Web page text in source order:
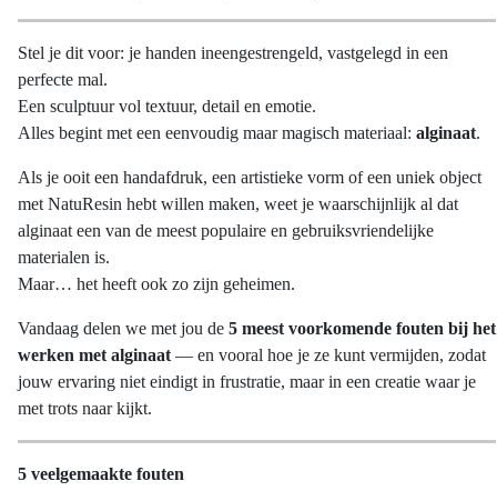
Stel je dit voor: je handen ineengestrengeld, vastgelegd in een
perfecte mal.
Een sculptuur vol textuur, detail en emotie.
Alles begint met een eenvoudig maar magisch materiaal: alginaat.
Als je ooit een handafdruk, een artistieke vorm of een uniek object
met NatuResin hebt willen maken, weet je waarschijnlijk al dat
alginaat een van de meest populaire en gebruiksvriendelijke
materialen is.
Maar… het heeft ook zo zijn geheimen.
Vandaag delen we met jou de 5 meest voorkomende fouten bij het
werken met alginaat — en vooral hoe je ze kunt vermijden, zodat
jouw ervaring niet eindigt in frustratie, maar in een creatie waar je
met trots naar kijkt.
5 veelgemaakte fouten